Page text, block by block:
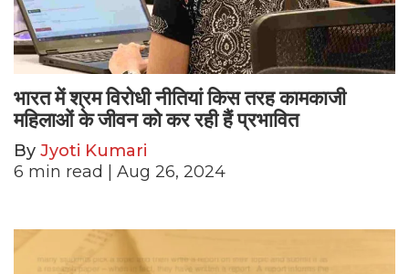
भारत में श्रम विरोधी नीतियां किस तरह कामकाजी
महिलाओं के जीवन को कर रही हैं प्रभावित
By Jyoti Kumari
6 min read | Aug 26, 2024